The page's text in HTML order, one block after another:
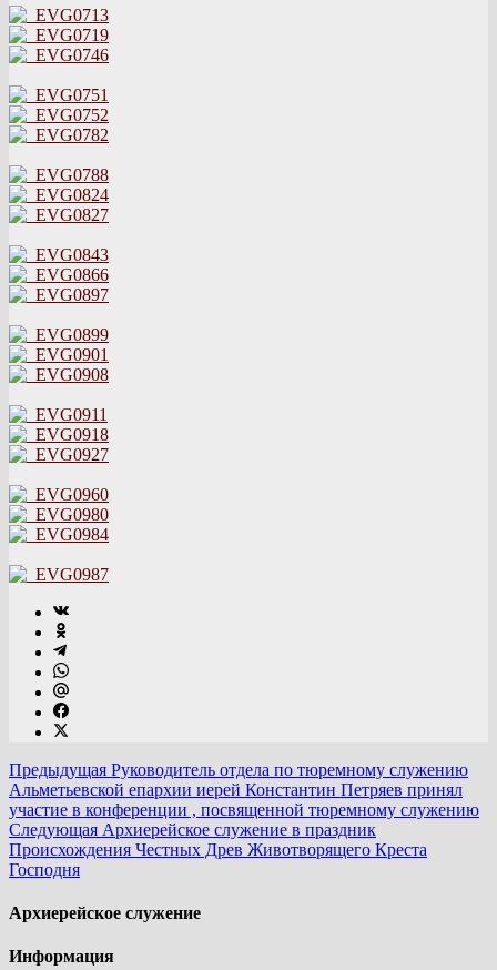
Предыдущая Руководитель отдела по тюремному служению
Альметьевской епархии иерей Константин Петряев принял
участие в конференции , посвященной тюремному служению
Следующая Архиерейское служение в праздник
Происхождения Честных Древ Животворящего Креста
Господня
Архиерейское служение
Информация